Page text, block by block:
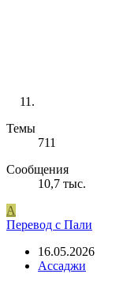
Темы
711
Сообщения
10,7 тыс.
А
Перевод с Пали
16.05.2026
Ассаджи